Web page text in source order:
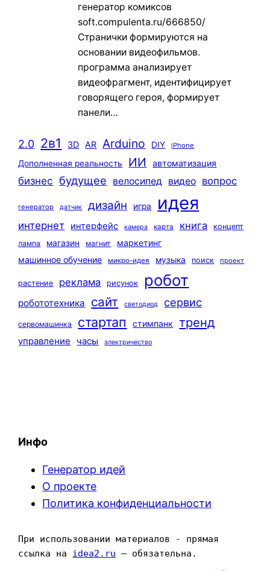
генератор комиксов
soft.compulenta.ru/666850/
Странички формируются на
основании видеофильмов.
программа анализирует
видеофрагмент, идентифицирует
говорящего героя, формирует
панели…
2.0 2в1 3D AR Arduino DIY iPhone
Дополненная реальность ИИ автоматизация
бизнес будущее велосипед видео вопрос
генератор датчик дизайн игра идея
интернет интерфейс камера карта книга
концепт
лампа
магазин магнит
маркетинг
машинное обучение
микро-идея музыка поиск проект
растение реклама рисунок робот
робототехника сайт светодиод сервис
сервомашинка стартап стимпанк тренд
управление часы электричество
Инфо
Генератор идей
О проекте
Политика конфиденциальности
При использовании материалов - прямая
ссылка на idea2.ru — обязательна.